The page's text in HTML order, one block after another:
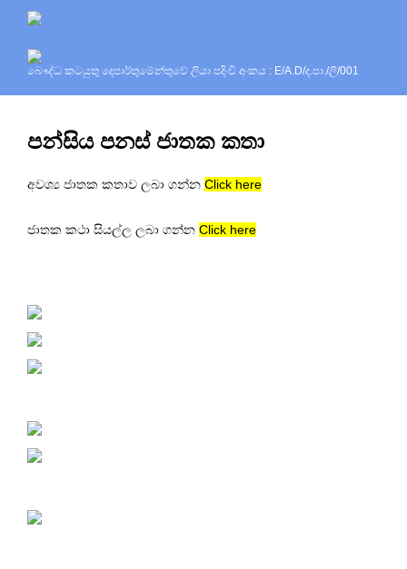
බෞද්ධ කටයුතු දෙපාර්තුමේන්තුවේ ලියා පදිංචි අංකය : E/A.D/ද.පා./ලි/001
පන්සිය පනස් ජාතක කතා
අවශ්‍ය ජාතක කතාව ලබා ගන්න Click here
ජාතක කථා සියල්ල ලබා ගන්න Click here